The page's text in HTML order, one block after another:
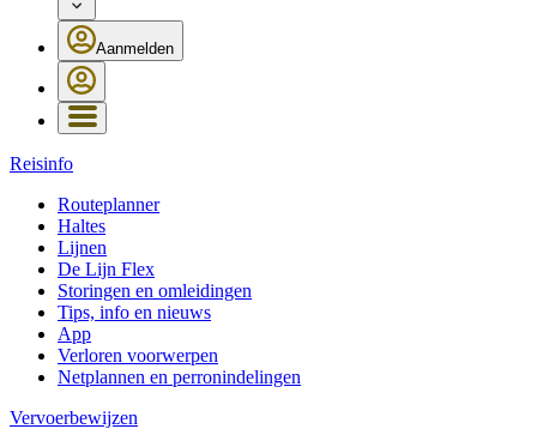
Aanmelden
Reisinfo
Routeplanner
Haltes
Lijnen
De Lijn Flex
Storingen en omleidingen
Tips, info en nieuws
App
Verloren voorwerpen
Netplannen en perronindelingen
Vervoerbewijzen